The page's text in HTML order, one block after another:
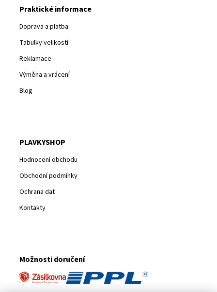
Praktické informace
Doprava a platba
Tabulky velikostí
Reklamace
Výměna a vrácení
Blog
PLAVKYSHOP
Hodnocení obchodu
Obchodní podmínky
Ochrana dat
Kontakty
Možnosti doručení